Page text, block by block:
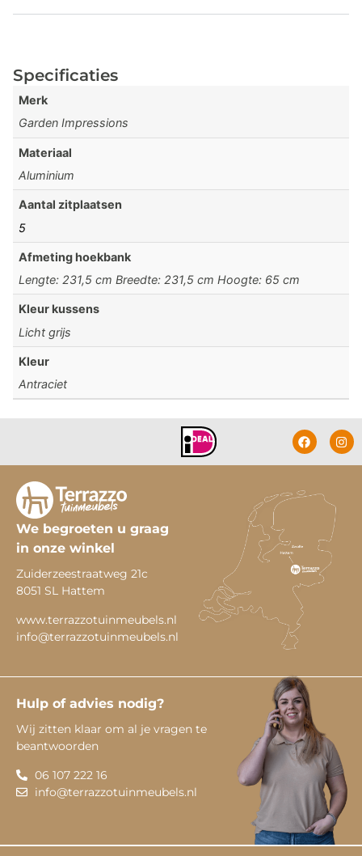
Specificaties
Merk
Garden Impressions
Materiaal
Aluminium
Aantal zitplaatsen
5
Afmeting hoekbank
Lengte: 231,5 cm Breedte: 231,5 cm Hoogte: 65 cm
Kleur kussens
Licht grijs
Kleur
Antraciet
We begroeten u graag
in onze winkel
Zuiderzeestraatweg 21c
8051 SL Hattem
www.terrazzotuinmeubels.nl
info@terrazzotuinmeubels.nl
Hulp of advies nodig?
Wij zitten klaar om al je vragen te
beantwoorden
06 107 222 16
info@terrazzotuinmeubels.nl